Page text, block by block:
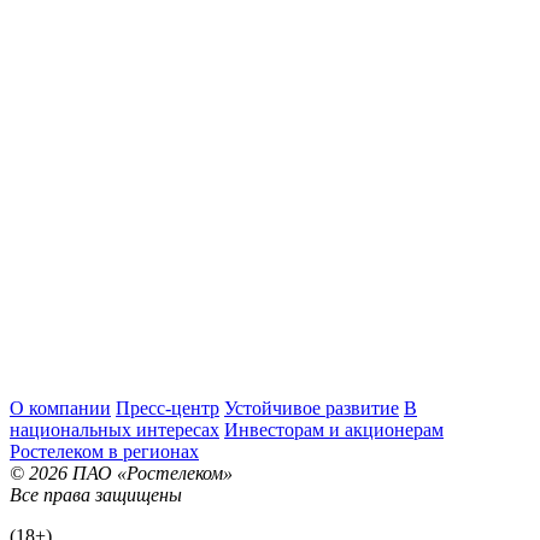
О компании Пресс-центр Устойчивое развитие В
национальных интересах Инвесторам и акционерам
Ростелеком в регионах
© 2026 ПАО «Ростелеком»
Все права защищены
(18+)